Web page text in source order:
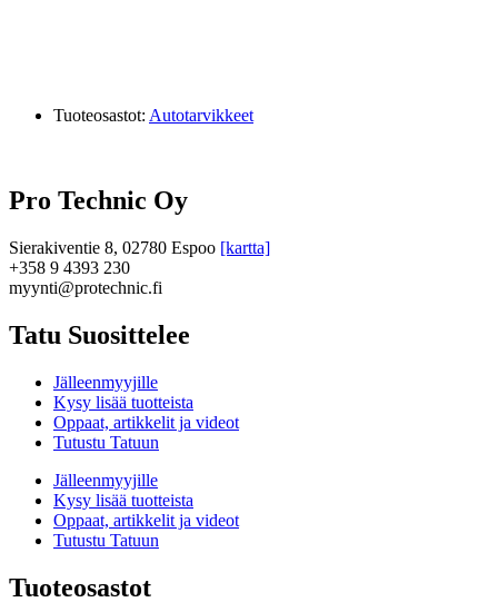
Tuoteosastot: Autotarvikkeet
Pro Technic Oy
Sierakiventie 8, 02780 Espoo [kartta]
+358 9 4393 230
myynti@protechnic.fi
Tatu Suosittelee
Jälleenmyyjille
Kysy lisää tuotteista
Oppaat, artikkelit ja videot
Tutustu Tatuun
Jälleenmyyjille
Kysy lisää tuotteista
Oppaat, artikkelit ja videot
Tutustu Tatuun
Tuoteosastot